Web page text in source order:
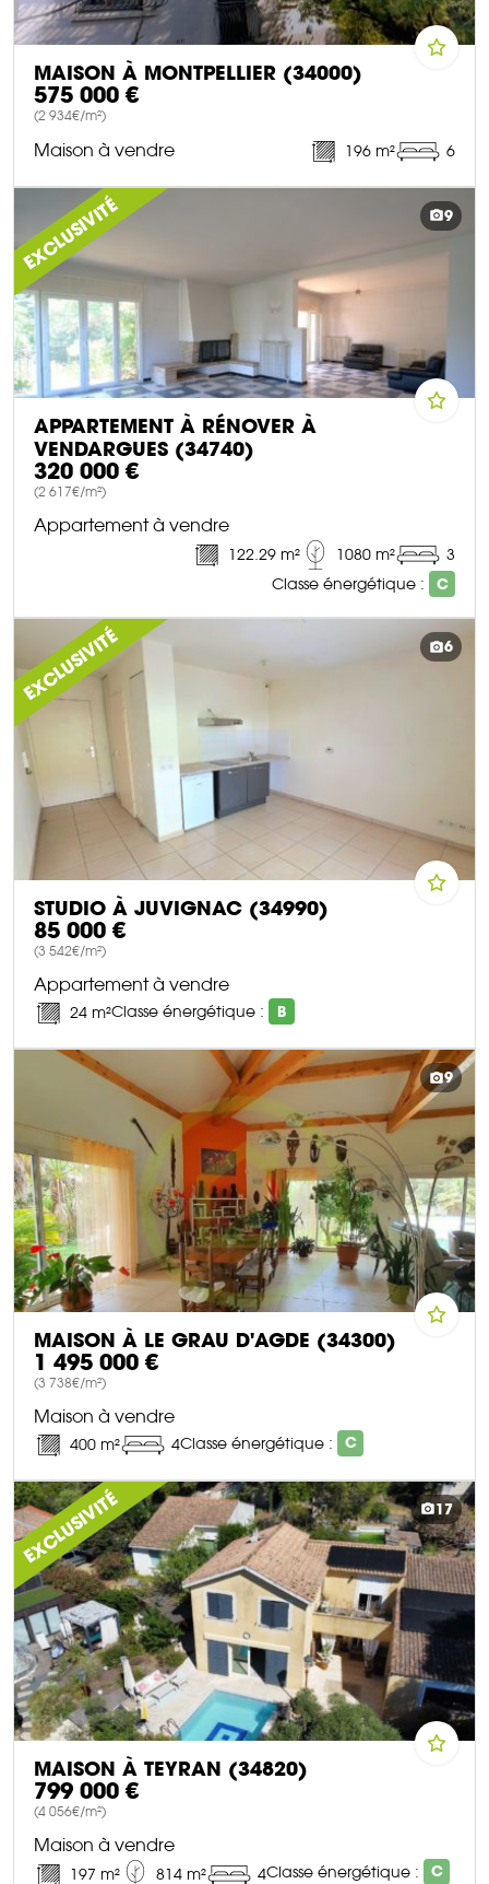
MAISON À MONTPELLIER (34000)
575 000 €
(2 934€/m²)
Maison à vendre 196 m² 6
DÉCOUVRIR CE BIEN
EXCLUSIVITÉ 9
APPARTEMENT À RÉNOVER À
VENDARGUES (34740)
320 000 €
(2 617€/m²)
Appartement à vendre
122.29 m² 1080 m²
3
Classe énergétique :
C
DÉCOUVRIR CE BIEN
EXCLUSIVITÉ 6
STUDIO À JUVIGNAC (34990)
85 000 €
(3 542€/m²)
Appartement à vendre
24 m²Classe énergétique : B
DÉCOUVRIR CE BIEN
9
MAISON À LE GRAU D'AGDE (34300)
1 495 000 €
(3 738€/m²)
Maison à vendre
400 m² 4Classe énergétique : C
DÉCOUVRIR CE BIEN
EXCLUSIVITÉ 17
MAISON À TEYRAN (34820)
799 000 €
(4 056€/m²)
Maison à vendre
197 m² 814 m² 4Classe énergétique : C